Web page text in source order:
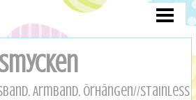
Armband, Örhängen//Stainless